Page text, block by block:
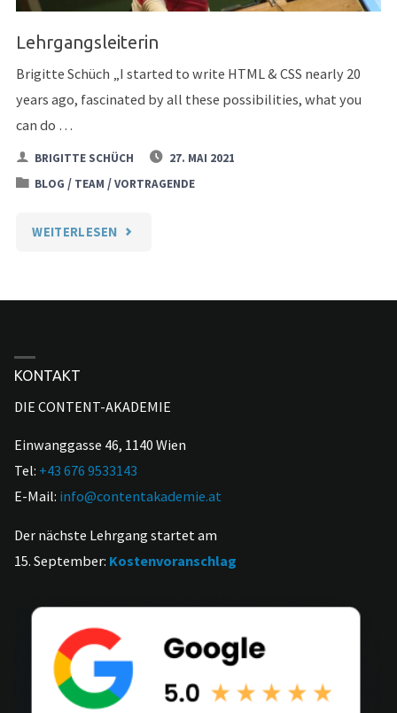
Lehrgangsleiterin
Brigitte Schüch „I started to write HTML & CSS nearly 20
years ago, fascinated by all these possibilities, what you
can do …
BRIGITTE SCHÜCH
27. MAI 2021
BLOG / TEAM /VORTRAGENDE
WEITERLESEN "LEHRGANGSLEITERIN"
KONTAKT
DIE CONTENT-AKADEMIE
Einwanggasse 46, 1140 Wien
Tel: +43 676 9533143
E-Mail: info@contentakademie.at
Der nächste Lehrgang startet am
15. September: Kostenvoranschlag